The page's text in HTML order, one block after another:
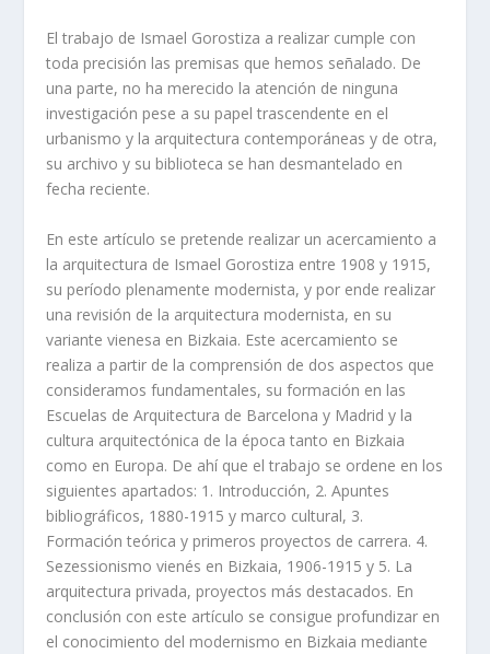
El trabajo de Ismael Gorostiza a realizar cumple con
toda precisión las premisas que hemos señalado. De
una parte, no ha merecido la atención de ninguna
investigación pese a su papel trascendente en el
urbanismo y la arquitectura contemporáneas y de otra,
su archivo y su biblioteca se han desmantelado en
fecha reciente.
En este artí­culo se pretende realizar un acercamiento a
la arquitectura de Ismael Gorostiza entre 1908 y 1915,
su perí­odo plenamente modernista, y por ende realizar
una revisión de la arquitectura modernista, en su
variante vienesa en Bizkaia. Este acercamiento se
realiza a partir de la comprensión de dos aspectos que
consideramos fundamentales, su formación en las
Escuelas de Arquitectura de Barcelona y Madrid y la
cultura arquitectónica de la época tanto en Bizkaia
como en Europa. De ahí­ que el trabajo se ordene en los
siguientes apartados: 1. Introducción, 2. Apuntes
bibliográficos, 1880-1915 y marco cultural, 3.
Formación teórica y primeros proyectos de carrera. 4.
Sezessionismo vienés en Bizkaia, 1906-1915 y 5. La
arquitectura privada, proyectos más destacados. En
conclusión con este artí­culo se consigue profundizar en
el conocimiento del modernismo en Bizkaia mediante